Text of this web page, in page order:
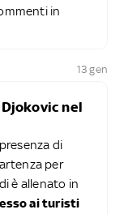
in
13 gen
Djokovic nel
di
per
è allenato in
ai turisti